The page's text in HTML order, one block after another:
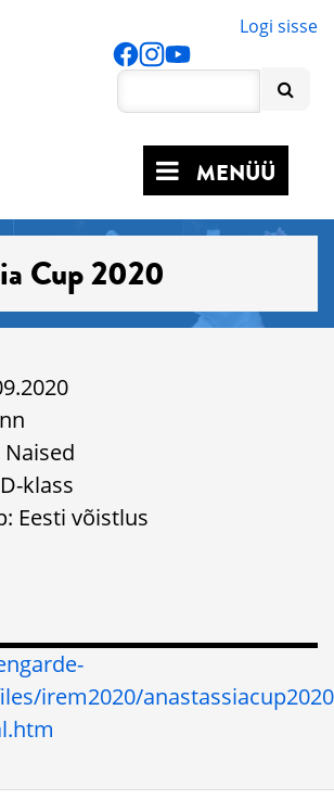
Logi sisse
MENÜÜ
Cup 2020
klass
Eesti võistlus
irem2020/